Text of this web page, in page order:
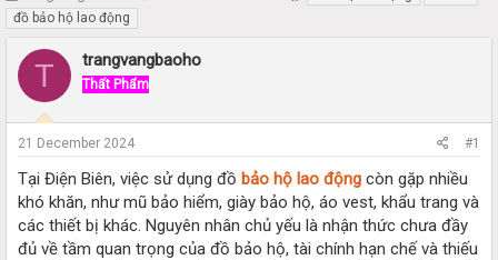
h
r
e
d
a
r
e
r
r
đồ bảo hộ lao động
T trangvangbaoho
Thất Phẩm
21 December 2024 #1
Tại Điện Biên, việc sử dụng đồ bảo hộ lao động còn gặp nhiều
khó khăn, như mũ bảo hiểm, giày bảo hộ, áo vest, khẩu trang và
các thiết bị khác. Nguyên nhân chủ yếu là nhận thức chưa đầy
đủ về tầm quan trọng của đồ bảo hộ, tài chính hạn chế và thiếu